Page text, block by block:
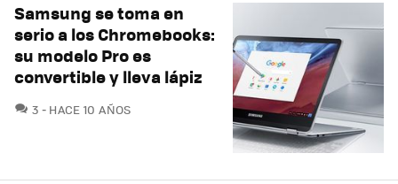
Samsung se toma en
serio a los Chromebooks:
su modelo Pro es
convertible y lleva lápiz
3 COMENTARIOS
HACE 10 AÑOS